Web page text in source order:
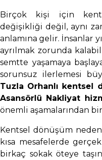
Birçok kişi için
değişikliği değil, aynı
anlamına gelir. İnsanlar
ayrılmak zorunda
semtte yaşamaya
sorunsuz ilerlemesi
Tuzla Orhanlı kentsel
Asansörlü Nakliyat
önemli aşamalarından
Kentsel dönüşüm
kısa mesafelerde
birkaç sokak öteye